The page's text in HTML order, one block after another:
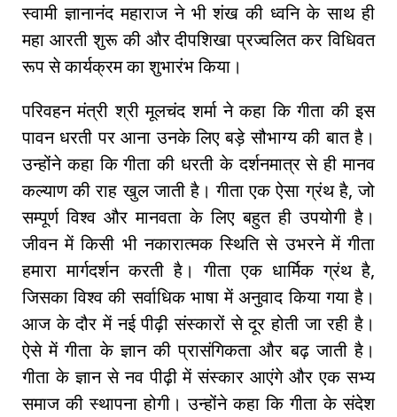
स्वामी ज्ञानानंद महाराज ने भी शंख की ध्वनि के साथ ही
महा आरती शुरू की और दीपशिखा प्रज्वलित कर विधिवत
रूप से कार्यक्रम का शुभारंभ किया।
परिवहन मंत्री श्री मूलचंद शर्मा ने कहा कि गीता की इस
पावन धरती पर आना उनके लिए बड़े सौभाग्य की बात है।
उन्होंने कहा कि गीता की धरती के दर्शनमात्र से ही मानव
कल्याण की राह खुल जाती है। गीता एक ऐसा ग्रंथ है, जो
सम्पूर्ण विश्व और मानवता के लिए बहुत ही उपयोगी है।
जीवन में किसी भी नकारात्मक स्थिति से उभरने में गीता
हमारा मार्गदर्शन करती है। गीता एक धार्मिक ग्रंथ है,
जिसका विश्व की सर्वाधिक भाषा में अनुवाद किया गया है।
आज के दौर में नई पीढ़ी संस्कारों से दूर होती जा रही है।
ऐसे में गीता के ज्ञान की प्रासंगिकता और बढ़ जाती है।
गीता के ज्ञान से नव पीढ़ी में संस्कार आएंगे और एक सभ्य
समाज की स्थापना होगी। उन्होंने कहा कि गीता के संदेश